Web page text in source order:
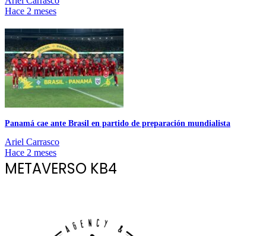
Hace 2 meses
Panamá cae ante Brasil en partido de preparación mundialista
Ariel Carrasco
Hace 2 meses
METAVERSO KB4